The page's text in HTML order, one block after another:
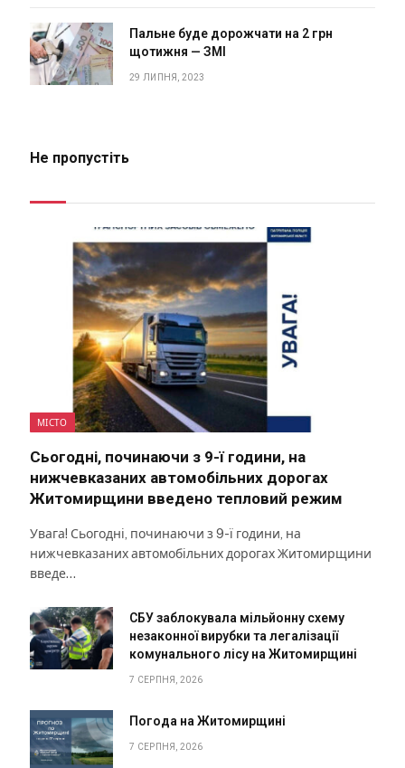
Пальне буде дорожчати на 2 грн
щотижня — ЗМІ
29 ЛИПНЯ, 2023
Не пропустіть
МІСТО
Сьогодні, починаючи з 9-ї години, на
нижчевказаних автомобільних дорогах
Житомирщини введено тепловий режим
Увага! Сьогодні, починаючи з 9-ї години, на
нижчевказаних автомобільних дорогах Житомирщини
введе…
СБУ заблокувала мільйонну схему
незаконної вирубки та легалізації
комунального лісу на Житомирщині
7 СЕРПНЯ, 2026
Погода на Житомирщині
7 СЕРПНЯ, 2026